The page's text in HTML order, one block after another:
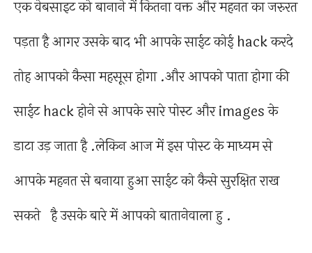
एक वेबसाइट को बानाने में कितना वक्त और महनत का जरुरत
पड़ता है आगर उसके बाद भी आपके साईट कोई hack करदे
तोह आपको कैसा महसूस होगा .और आपको पाता होगा की
साईट hack होने से आपके सारे पोस्ट और images के
डाटा उड़ जाता है .लेकिन आज में इस पोस्ट के माध्यम से
आपके महनत से बनाया हुआ साईट को कैसे सुरक्षित राख
सकते है उसके बारे में आपको बातानेवाला हु .